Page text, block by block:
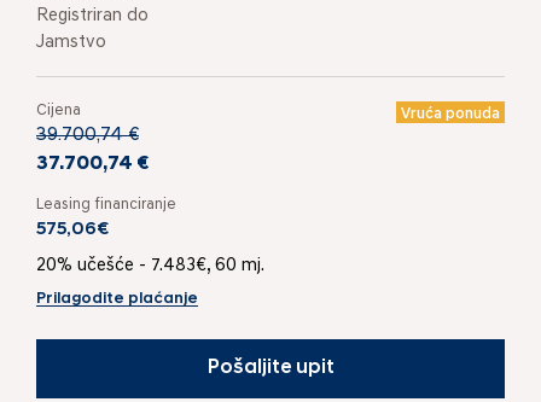
Registriran do
Jamstvo
Cijena Vruća ponuda
39.700,74 €
37.700,74 €
Leasing financiranje
575,06€
20% učešće - 7.483€, 60 mj.
Prilagodite plaćanje
Pošaljite upit